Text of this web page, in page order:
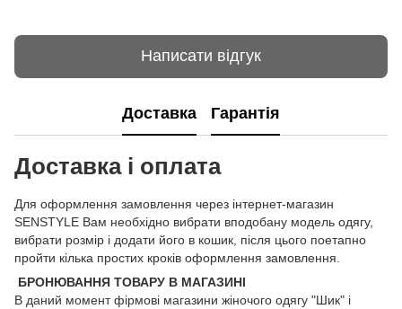
Написати відгук
Доставка Гарантія
Доставка і оплата
Для оформлення замовлення через інтернет-магазин
SENSTYLE Вам необхідно вибрати вподобану модель одягу,
вибрати розмір і додати його в кошик, після цього поетапно
пройти кілька простих кроків оформлення замовлення.
БРОНЮВАННЯ ТОВАРУ В МАГАЗИНІ
В даний момент фірмові магазини жіночого одягу "Шик" і